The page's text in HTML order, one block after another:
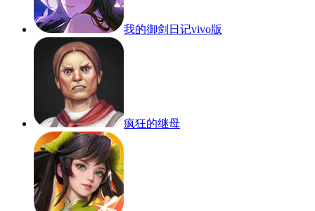
我的御剑日记vivo版
疯狂的继母